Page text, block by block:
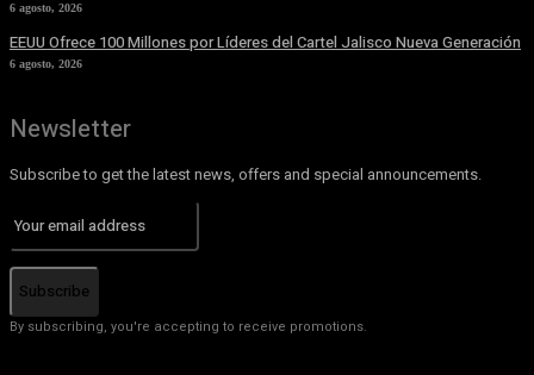
6 agosto, 2026
EEUU Ofrece 100 Millones por Líderes del Cartel Jalisco Nueva Generación
6 agosto, 2026
Newsletter
Subscribe to get the latest news, offers and special announcements.
Subscribe
By subscribing, you're accepting to receive promotions.